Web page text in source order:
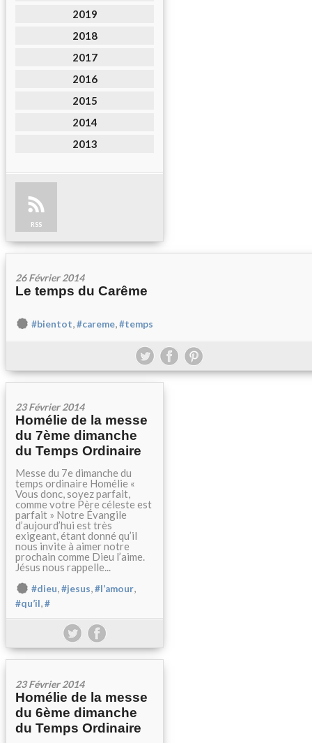
2019
2018
2017
2016
2015
2014
2013
RSS
26 Février 2014
Le temps du Carême
#bientot,#careme,#temps
23 Février 2014
Homélie de la messe
du 7ème dimanche
du Temps Ordinaire
Messe du 7e dimanche du
temps ordinaire Homélie «
Vous donc, soyez parfait,
comme votre Père céleste est
parfait » Notre Évangile
d’aujourd’hui est très
exigeant, étant donné qu’il
nous invite à aimer notre
prochain comme Dieu l’aime.
Jésus nous rappelle...
#dieu,#jesus,#l’amour,
#qu’il,#
23 Février 2014
Homélie de la messe
du 6ème dimanche
du Temps Ordinaire